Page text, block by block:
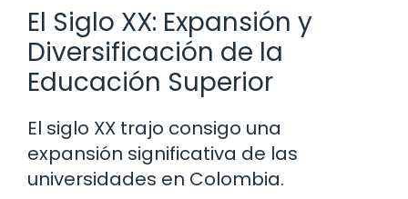
El Siglo XX: Expansión y
Diversificación de la
Educación Superior
El siglo XX trajo consigo una
expansión significativa de las
universidades en Colombia.